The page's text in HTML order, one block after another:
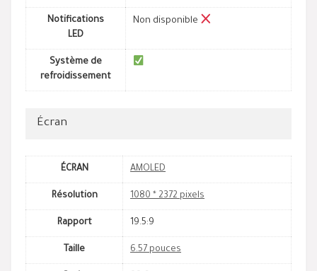
Notifications
LED
Non disponible
Système de
refroidissement
Écran
ÉCRAN AMOLED
Résolution 1080 * 2372 pixels
Rapport 19.5:9
Taille 6.57 pouces